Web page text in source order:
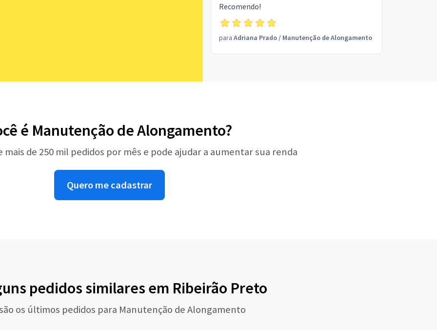
Recomendo!
para Adriana Prado/ Manutenção de Alongamento
é Manutenção de Alongamento?
mais de 250 mil pedidos por mês e pode ajudar a aumentar sua renda
Quero me cadastrar
pedidos similares em Ribeirão Preto
os últimos pedidos para Manutenção de Alongamento